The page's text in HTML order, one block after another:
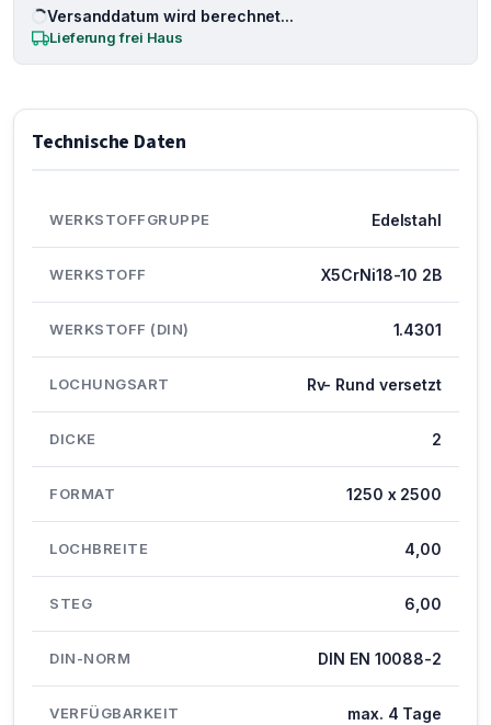
Versanddatum wird berechnet...
Lieferung frei Haus
Technische Daten
WERKSTOFFGRUPPE Edelstahl
WERKSTOFF X5CrNi18-10 2B
WERKSTOFF (DIN) 1.4301
LOCHUNGSART Rv- Rund versetzt
DICKE 2
FORMAT 1250 x 2500
LOCHBREITE 4,00
STEG 6,00
DIN-NORM DIN EN 10088-2
VERFÜGBARKEIT max. 4 Tage